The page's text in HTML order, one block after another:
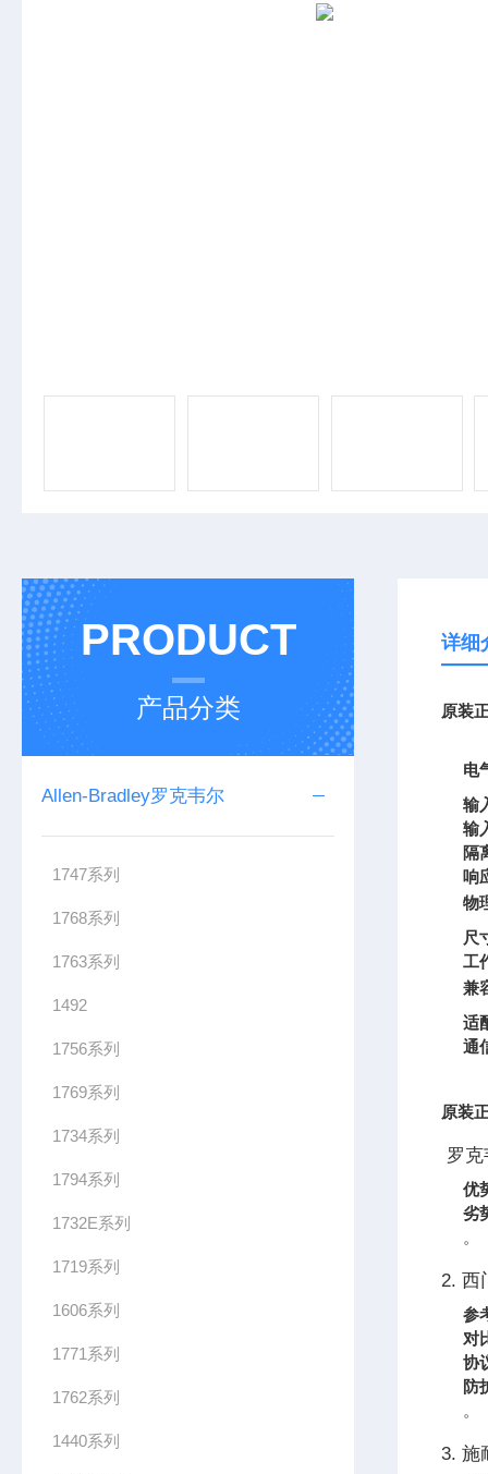
PRODUCT
产品分类
Allen-Bradley罗克韦尔
1747系列
1768系列
1763系列
1492
1756系列
1769系列
1734系列
1794系列
1732E系列
1719系列
1606系列
1771系列
1762系列
1440系列
详细
原装
电
输
输
隔
响
物
尺
工
兼
适
通
原装
罗
优
劣
。
2. 西
参
对
协
防
。
3. 施